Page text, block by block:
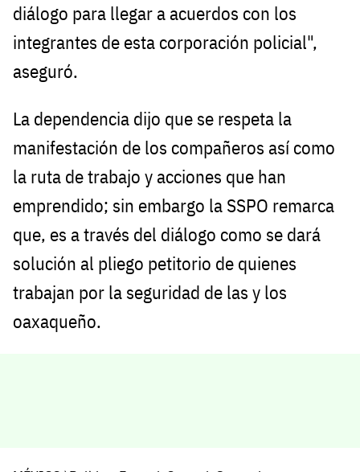
diálogo para llegar a acuerdos con los
integrantes de esta corporación policial",
aseguró.
La dependencia dijo que se respeta la
manifestación de los compañeros así como
la ruta de trabajo y acciones que han
emprendido; sin embargo la SSPO remarca
que, es a través del diálogo como se dará
solución al pliego petitorio de quienes
trabajan por la seguridad de las y los
oaxaqueño.